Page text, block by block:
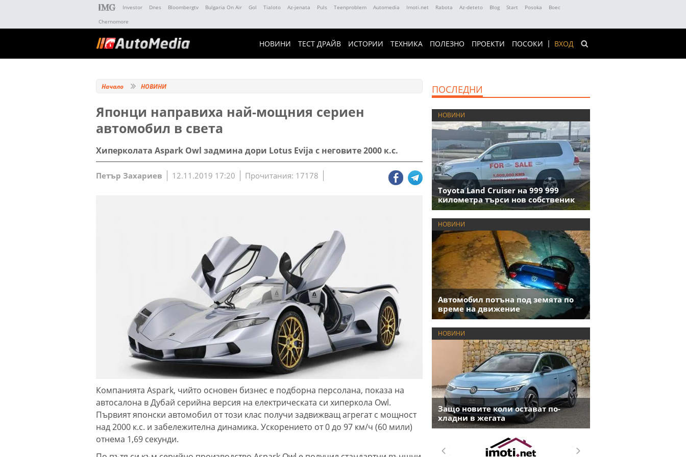
Investor Dnes Bloombergtv Bulgaria On Air Gol Tialoto Az-jenata Puls Teenproblem Automedia Imoti.net Rabota Az-deteto Blog Start Posoka
Boec
Chernomore
ВХОД
НОВИНИ ТЕСТ ДРАЙВ ИСТОРИИ ТЕХНИКА ПОЛЕЗНО ПРОЕКТИ ПОСОКИ
Начало НОВИНИ
Японци направиха най-мощния сериен
автомобил в света
Хиперколата Aspark Owl задмина дори Lotus Evija с неговите 2000 к.с.
Петър Захариев 12.11.2019 17:20 Прочитания: 17178
Компанията Aspark, чийто основен бизнес е подборна персолана, показа на
автосалона в Дубай серийна версия на електрическата си хиперкола Owl.
Първият японски автомобил от този клас получи задвижващ агрегат с мощност
над 2000 к.с. и забележителна динамика. Ускорението от 0 до 97 км/ч (60 мили)
отнема 1,69 секунди.
ПОСЛЕДНИ
НОВИНИ
Toyota Land Cruiser на 999 999
километра търси нов собственик
НОВИНИ
Автомобил потъна под земята по
време на движение
НОВИНИ
Защо новите коли остават по-
хладни в жегата